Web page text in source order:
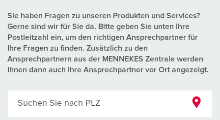
Sie haben Fragen zu unseren Produkten und Services?
Gerne sind wir für Sie da. Bitte geben Sie unten Ihre
Postleitzahl ein, um den richtigen Ansprechpartner für
Ihre Fragen zu finden. Zusätzlich zu den
Ansprechpartnern aus der MENNEKES Zentrale werden
Ihnen dann auch Ihre Ansprechpartner vor Ort angezeigt.
Suchen Sie nach PLZ